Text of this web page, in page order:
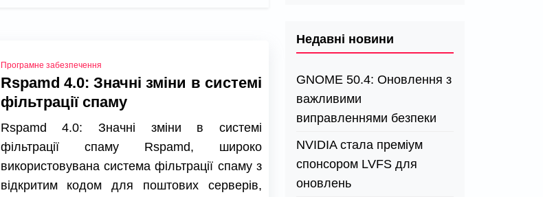
Програмне забезпечення
Rspamd 4.0: Значні зміни в системі
фільтрації спаму
Rspamd 4.0: Значні зміни в системі
фільтрації спаму Rspamd, широко
використовувана система фільтрації спаму з
відкритим кодом для поштових серверів,
Недавні новини
GNOME 50.4: Оновлення з
важливими
виправленнями безпеки
NVIDIA стала преміум
спонсором LVFS для
оновлень